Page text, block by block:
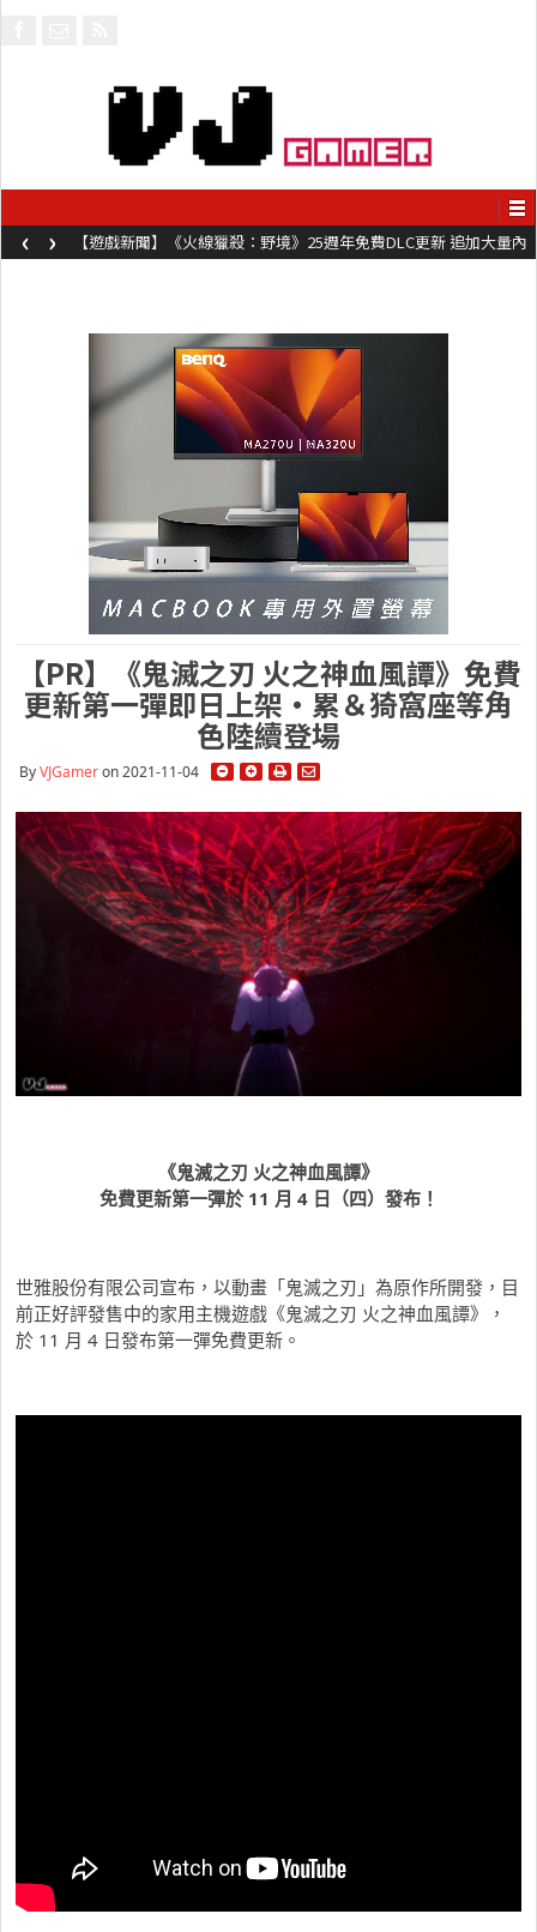
【遊戲新聞】《火線獵殺：野境》25週年免費DLC更新 追加大量內
容同時系舊作限時超平價折扣
‹ ›
【PR】《鬼滅之刃 火之神血風譚》免費
更新第一彈即日上架・累＆猗窩座等角
色陸續登場
ByVJGameron 2021-11-04
《鬼滅之刃 火之神血風譚》
免費更新第一彈於 11 月 4 日（四）發布！
世雅股份有限公司宣布，以動畫「鬼滅之刃」為原作所開發，目
前正好評發售中的家用主機遊戲《鬼滅之刃 火之神血風譚》，
於 11 月 4 日發布第一彈免費更新。